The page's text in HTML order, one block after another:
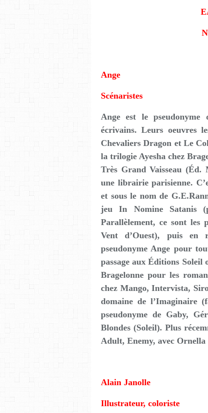
Ange
Scénaristes
Ange est le
écrivains. Leurs oeuvres
Chevaliers Dragon et Le
la trilogie Ayesha chez
Très Grand Vaisseau (Éd.
une librairie parisienne.
et sous le nom de
jeu In Nomine Satanis
Parallèlement, ce sont les
Vent d’Ouest), puis en
pseudonyme Ange pour
passage aux Éditions
Bragelonne pour les
chez Mango, Intervista,
domaine de l’Imaginaire
pseudonyme de Gaby,
Blondes (Soleil). Plus
Adult, Enemy, avec Ornella
Alain Janolle
Illustrateur, coloriste